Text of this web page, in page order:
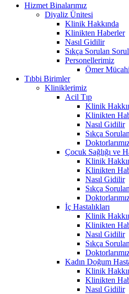
Hizmet Binalarımız
Diyaliz Ünitesi
Klinik Hakkında
Klinikten Haberler
Nasıl Gidilir
Sıkça Sorulan
Personellerimiz
Ömer
Tıbbi Birimler
Kliniklerimiz
Acil Tıp
Klinik
Klinikten
Nasıl Gidilir
Sıkça
Çocuk Sağlığı ve
Klinik
Klinikten
Nasıl Gidilir
Sıkça
İç Hastalıkları
Klinik
Klinikten
Nasıl Gidilir
Sıkça
Kadın Doğum
Klinik
Klinikten
Nasıl Gidilir